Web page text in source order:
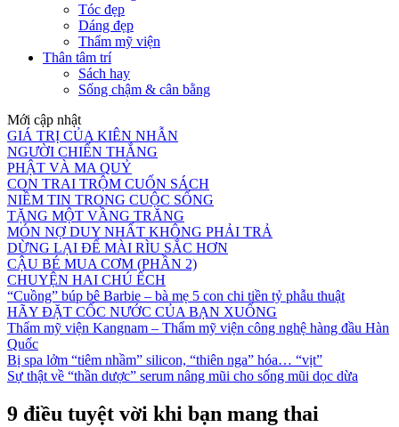
Tóc đẹp
Dáng đẹp
Thẩm mỹ viện
Thân tâm trí
Sách hay
Sống chậm & cân bằng
Mới cập nhật
GIÁ TRỊ CỦA KIÊN NHẪN
NGƯỜI CHIẾN THẮNG
PHẬT VÀ MA QUỶ
CON TRAI TRỘM CUỐN SÁCH
NIỀM TIN TRONG CUỘC SỐNG
TẶNG MỘT VẦNG TRĂNG
MÓN NỢ DUY NHẤT KHÔNG PHẢI TRẢ
DỪNG LẠI ĐỂ MÀI RÌU SẮC HƠN
CẬU BÉ MUA CƠM (PHẦN 2)
CHUYỆN HAI CHÚ ẾCH
“Cuồng” búp bê Barbie – bà mẹ 5 con chi tiền tỷ phẫu thuật
HÃY ĐẶT CỐC NƯỚC CỦA BẠN XUỐNG
Thẩm mỹ viện Kangnam – Thẩm mỹ viện công nghệ hàng đầu Hàn
Quốc
Bị spa lởm “tiêm nhầm” silicon, “thiên nga” hóa… “vịt”
Sự thật về “thần dược” serum nâng mũi cho sống mũi dọc dừa
9 điều tuyệt vời khi bạn mang thai